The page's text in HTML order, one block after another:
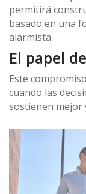
permitirá
basado en una
alarmista.
El papel
Este
cuando las
sostienen mejor